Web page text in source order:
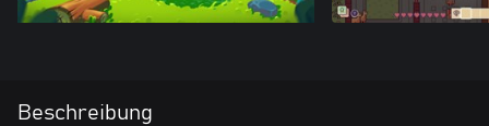
Beschreibung